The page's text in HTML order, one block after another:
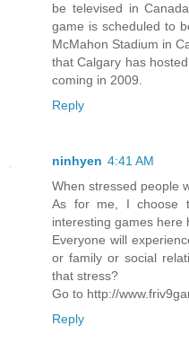
be televised in
game is scheduled to
McMahon Stadium in
that Calgary has
coming in 2009.
Reply
ninhyen 4:41 AM
When stressed people
As for me, I choose
interesting games here
Everyone will
or family or social
that stress?
Go to http://
Reply